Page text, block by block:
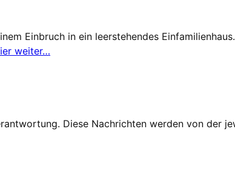
Einbruch in ein leerstehendes
weiter…
Diese Nachrichten werden von der